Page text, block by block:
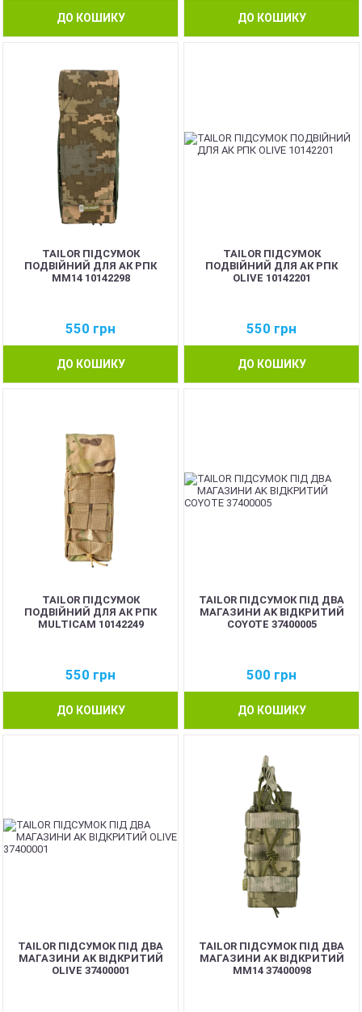
ДО КОШИКУ ДО КОШИКУ
TAILOR ПІДСУМОК
ПОДВІЙНИЙ ДЛЯ АК РПК
MM14 10142298
550 грн
ДО КОШИКУ
TAILOR ПІДСУМОК
ПОДВІЙНИЙ ДЛЯ АК РПК
OLIVE 10142201
550 грн
ДО КОШИКУ
TAILOR ПІДСУМОК
ПОДВІЙНИЙ ДЛЯ АК РПК
MULTICAM 10142249
550 грн
ДО КОШИКУ
TAILOR ПІДСУМОК ПІД ДВА
МАГАЗИНИ AK ВІДКРИТИЙ
COYOTE 37400005
500 грн
ДО КОШИКУ
TAILOR ПІДСУМОК ПІД ДВА
МАГАЗИНИ AK ВІДКРИТИЙ
OLIVE 37400001
TAILOR ПІДСУМОК ПІД ДВА
МАГАЗИНИ AK ВІДКРИТИЙ
MM14 37400098